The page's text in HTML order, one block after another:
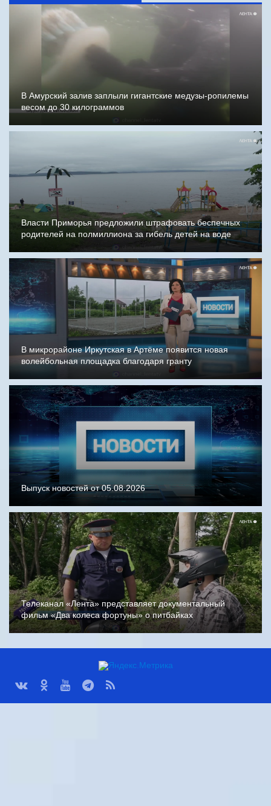
В Амурский залив заплыли гигантские медузы-ропилемы
весом до 30 килограммов
Власти Приморья предложили штрафовать беспечных
родителей на полмиллиона за гибель детей на воде
В микрорайоне Иркутская в Артёме появится новая
волейбольная площадка благодаря гранту
Выпуск новостей от 05.08.2026
Телеканал «Лента» представляет документальный
фильм «Два колеса фортуны» о питбайках